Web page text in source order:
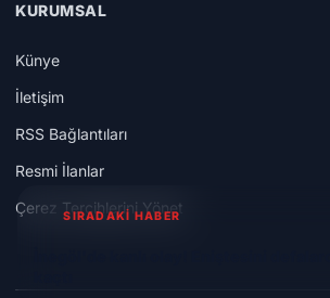
KURUMSAL
Künye
İletişim
RSS Bağlantıları
Resmi İlanlar
Çerez Tercihlerini Yönet
SIRADAKİ HABER